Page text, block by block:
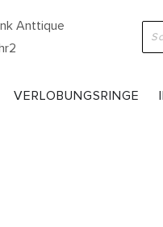
VERLOBUNGSRINGE